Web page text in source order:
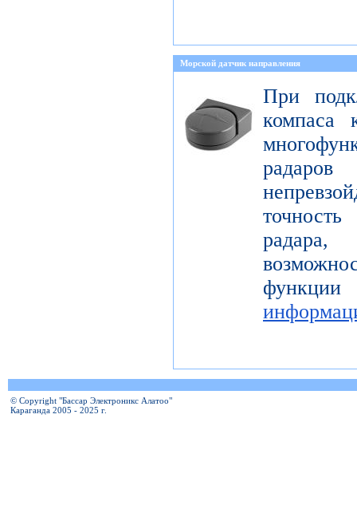
Морской датчик направления
При
компаса
© Copyright "Бассар Электроникс Алатоо"
Караганда 2005 - 2025 г.